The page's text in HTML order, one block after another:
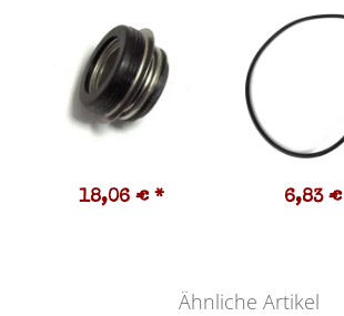
18,06 € * 6,83 €
Ähnliche Artikel